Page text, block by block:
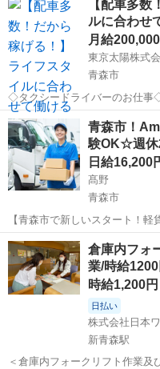
【配車多数
ルに合わせ
月給
東京太陽株式
青森市
◇タクシードライバーのお仕事
様を目的地にお連れするのが主
車できるように、丁寧な接客をこころが
んなことをするの？ 【A】 ...
青森 青森市 ドライバー
青森市！
験OK☆週休
日給16,200
髙野
青森市
【青森市で新しいスタート！軽
ればOK！未経験・ブランクOK
手Amazon配送で【安定収入】
【体力に自信がない方も...
青森 青森市 ドライバー
倉庫内フォ
業/時給
時給1,200円
日払い
株式会社日本
新青森駅
＜倉庫内フォークリフト作業及